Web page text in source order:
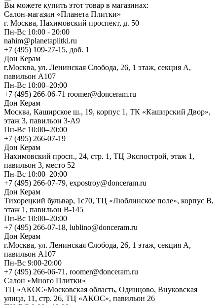
Вы можете купить этот товар в магазинах:
Салон-магазин «Планета Плитки»
г. Москва, Нахимовский проспект, д. 50
Пн-Вс 10:00 - 20:00
nahim@planetaplitki.ru
+7 (495) 109-27-15, доб. 1
Дон Керам
г.Москва, ул. Ленинская Слобода, 26, 1 этаж, секция А,
павильон А107
Пн-Вс 10:00–20:00
+7 (495) 266-06-71 roomer@donceram.ru
Дон Керам
Москва, Каширское ш., 19, корпус 1, ТК «Каширский Двор»,
этаж 3, павильон 3-А9
Пн-Вс 10:00–20:00
+7 (495) 266-07-19
Дон Керам
Нахимовский просп., 24, стр. 1, ТЦ Экспострой, этаж 1,
павильон 3, место 52
Пн-Вс 10:00–20:00
+7 (495) 266-07-79, expostroy@donceram.ru
Дон Керам
Тихорецкий бульвар, 1с70, ТЦ «Люблинское поле», корпус В,
этаж 1, павильон В-145
Пн-Вс 10:00–20:00
+7 (495) 266-07-18, lublino@donceram.ru
Дон Керам
г.Москва, ул. Ленинская Слобода, 26, 1 этаж, секция А,
павильон А107
Пн-Вс 9:00-20:00
+7 (495) 266-06-71, roomer@donceram.ru
Салон «Много Плитки»
ТЦ «АКОС»Московская область, Одинцово, Внуковская
улица, 11, стр. 26, ТЦ «АКОС», павильон 26